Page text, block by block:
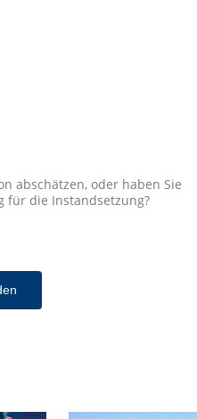
abschätzen, oder haben Sie
für die Instandsetzung?